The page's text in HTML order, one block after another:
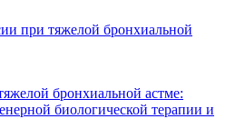
бронхиальной астме:
биологической терапии и